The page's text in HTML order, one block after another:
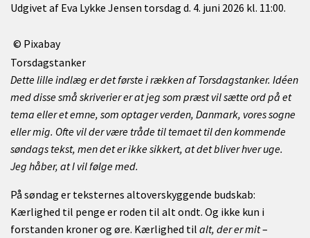
Udgivet af Eva Lykke Jensen torsdag d. 4. juni 2026 kl. 11:00.
© Pixabay
Torsdagstanker
Dette lille indlæg er det første i rækken af Torsdagstanker. Idéen
med disse små skriverier er at jeg som præst vil sætte ord på et
tema eller et emne, som optager verden, Danmark, vores sogne
eller mig. Ofte vil der være tråde til temaet til den kommende
søndags tekst, men det er ikke sikkert, at det bliver hver uge.
Jeg håber, at I vil følge med.
På søndag er teksternes altoverskyggende budskab:
Kærlighed til penge er roden til alt ondt. Og ikke kun i
forstanden kroner og øre. Kærlighed til alt, der er mit–